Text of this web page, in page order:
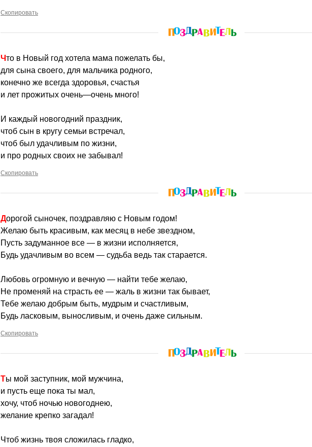
Скопировать
Что в Новый год хотела мама пожелать бы,
для сына своего, для мальчика родного,
конечно же всегда здоровья, счастья
и лет прожитых очень—очень много!
И каждый новогодний праздник,
чтоб сын в кругу семьи встречал,
чтоб был удачливым по жизни,
и про родных своих не забывал!
Скопировать
Дорогой сыночек, поздравляю с Новым годом!
Желаю быть красивым, как месяц в небе звездном,
Пусть задуманное все — в жизни исполняется,
Будь удачливым во всем — судьба ведь так старается.
Любовь огромную и вечную — найти тебе желаю,
Не променяй на страсть ее — жаль в жизни так бывает,
Тебе желаю добрым быть, мудрым и счастливым,
Будь ласковым, выносливым, и очень даже сильным.
Скопировать
Ты мой заступник, мой мужчина,
и пусть еще пока ты мал,
хочу, чтоб ночью новогоднею,
желание крепко загадал!
Чтоб жизнь твоя сложилась гладко,